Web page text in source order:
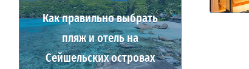
Как правильно выбрать
пляж и отель на
Сейшельских островах